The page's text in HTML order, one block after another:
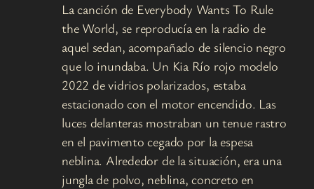
La canción de Everybody Wants To Rule
the World, se reproducía en la radio de
aquel sedan, acompañado de silencio negro
que lo inundaba. Un Kia Río rojo modelo
2022 de vidrios polarizados, estaba
estacionado con el motor encendido. Las
luces delanteras mostraban un tenue rastro
en el pavimento cegado por la espesa
neblina. Alrededor de la situación, era una
jungla de polvo, neblina, concreto en